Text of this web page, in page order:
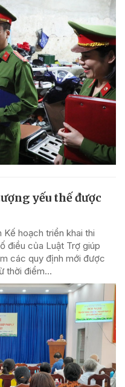
yếu thế được
Kế hoạch triển khai thi
điều của Luật Trợ giúp
các quy định mới được
thời điểm...